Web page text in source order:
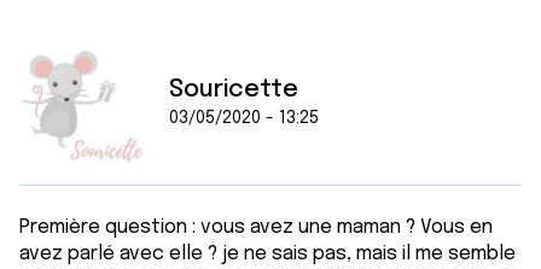
Souricette
03/05/2020 - 13:25
Première question : vous avez une maman ? Vous en
avez parlé avec elle ? je ne sais pas, mais il me semble